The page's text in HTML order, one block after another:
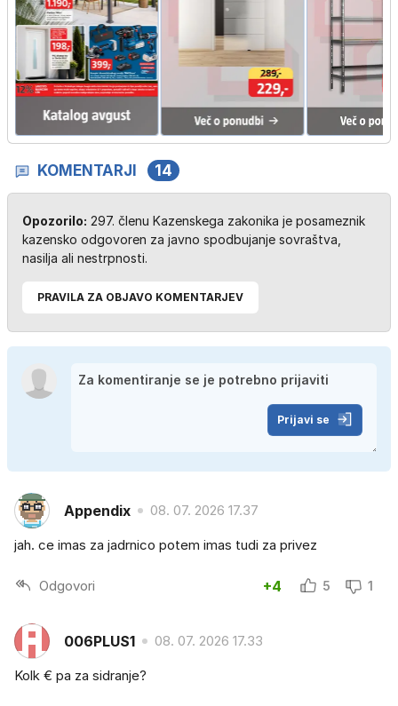
KOMENTARJI 14
Opozorilo: 297. členu Kazenskega zakonika je posameznik
kazensko odgovoren za javno spodbujanje sovraštva,
nasilja ali nestrpnosti.
PRAVILA ZA OBJAVO KOMENTARJEV
Prijavi se
Appendix 08. 07. 2026 17.37
jah. ce imas za jadrnico potem imas tudi za privez
Odgovori +4 5 1
006PLUS1 08. 07. 2026 17.33
Kolk € pa za sidranje?